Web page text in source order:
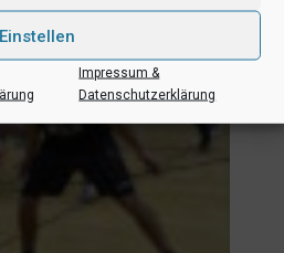
Einstellen
Impressum &
Datenschutzerklärung